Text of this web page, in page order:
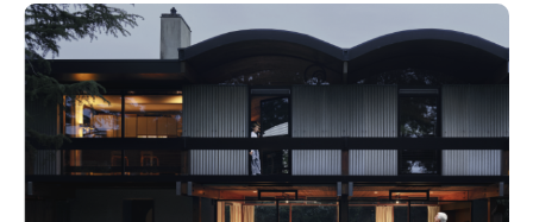
Contact